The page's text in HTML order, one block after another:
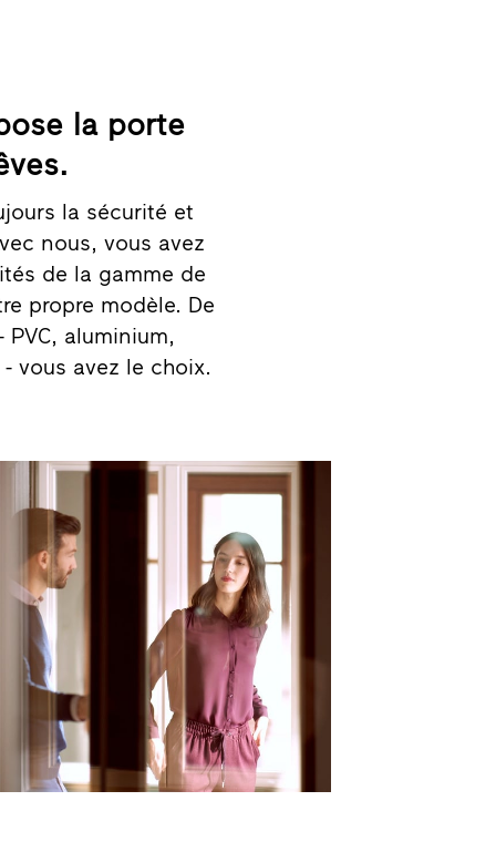
la porte
la sécurité et
nous, vous avez
de la gamme de
propre modèle. De
aluminium,
vous avez le choix.